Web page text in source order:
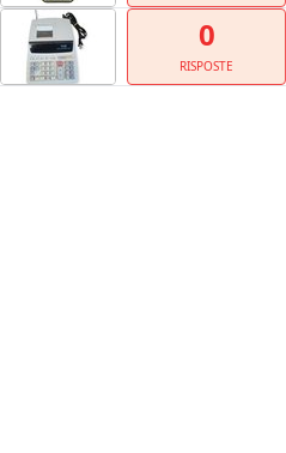
0
RISPOSTE